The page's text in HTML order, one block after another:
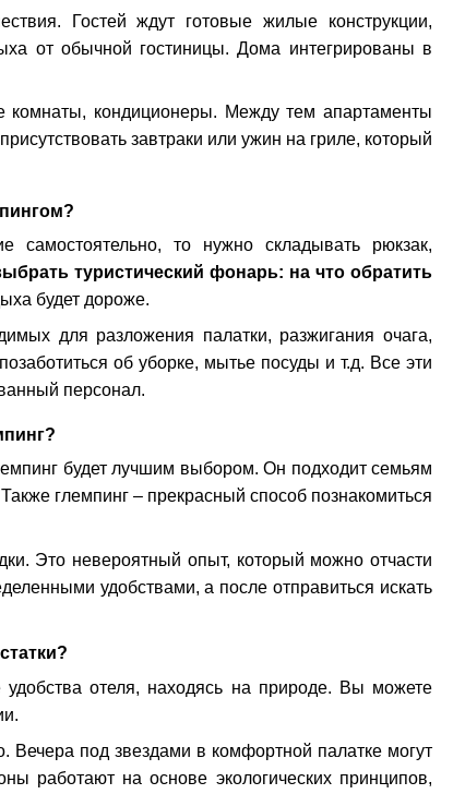
Гостей ждут готовые жилые конструкции,
от обычной гостиницы. Дома интегрированы в
комнаты, кондиционеры. Между тем апартаменты
завтраки или ужин на гриле, который
самостоятельно, то нужно складывать рюкзак,
туристический фонарь: на что обратить
будет дороже.
для разложения палатки, разжигания очага,
об уборке, мытье посуды и т.д. Все эти
персонал.
будет лучшим выбором. Он подходит семьям
глемпинг – прекрасный способ познакомиться
Это невероятный опыт, который можно отчасти
удобствами, а после отправиться искать
отеля, находясь на природе. Вы можете
Вечера под звездами в комфортной палатке могут
работают на основе экологических принципов,